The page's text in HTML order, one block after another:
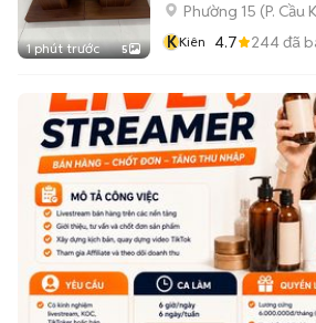
1 phút trước 5
Phường 15 (P. Cầu
KKiên 4.7 244đã